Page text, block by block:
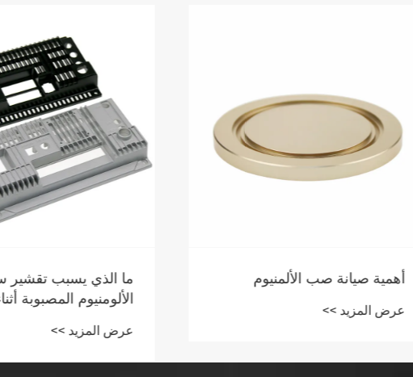
أهمية صيانة صب الألمنيوم
عرض المزيد >>
ما الذي يسبب تقشير
الألومنيوم المصبوبة
عرض المزيد >>